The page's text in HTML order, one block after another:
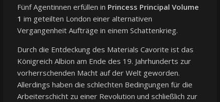
Fünf Agentinnen erfüllen in Princess Principal Volume
1 im geteilten London einer alternativen
Vergangenheit Aufträge in einem Schattenkrieg.
Durch die Entdeckung des Materials Cavorite ist das
Königreich Albion am Ende des 19. Jahrhunderts zur
vorherrschenden Macht auf der Welt geworden.
Allerdings haben die schlechten Bedingungen für die
Arbeiterschicht zu einer Revolution und schließlich zur